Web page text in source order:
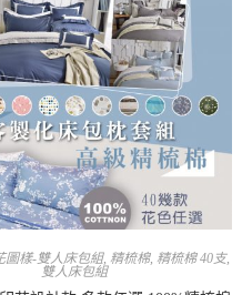
圖樣-雙人床包組, 精梳棉, 精梳棉 40支,
雙人床包組